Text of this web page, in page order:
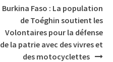
Burkina Faso : La population
de Toéghin soutient les
Volontaires pour la défense
de la patrie avec des vivres et
des motocyclettes